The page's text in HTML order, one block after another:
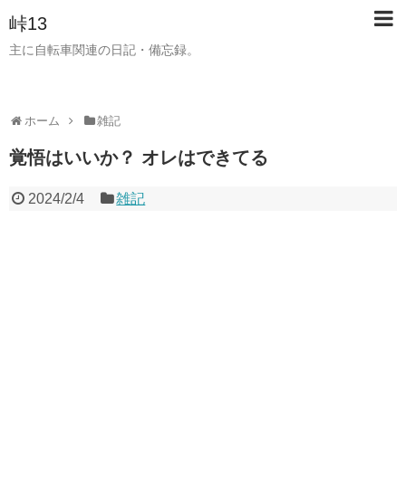
峠13
主に自転車関連の日記・備忘録。
ホーム 雑記
覚悟はいいか？ オレはできてる
2024/2/4 雑記